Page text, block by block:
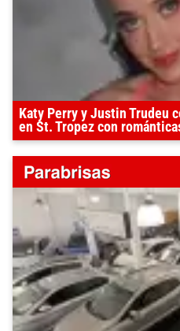
Katy Perry y Justin Trudeu
en St. Tropez con